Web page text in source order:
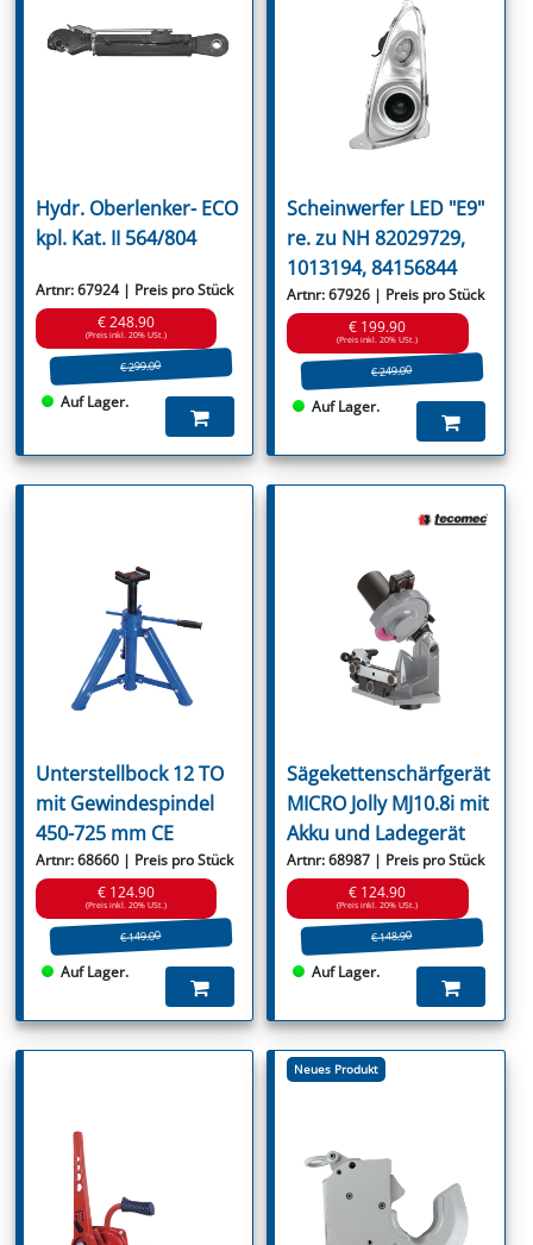
Hydr. Oberlenker- ECO
kpl. Kat. II 564/804
Artnr: 67924 | Preis pro Stück
€ 248.90
(Preis inkl. 20% USt.)
€ 299.00
Auf Lager.
Scheinwerfer LED "E9"
re. zu NH 82029729,
1013194, 84156844
Artnr: 67926 | Preis pro Stück
€ 199.90
(Preis inkl. 20% USt.)
€ 249.00
Auf Lager.
Unterstellbock 12 TO
mit Gewindespindel
450-725 mm CE
Artnr: 68660 | Preis pro Stück
€ 124.90
(Preis inkl. 20% USt.)
€ 149.00
Auf Lager.
Sägekettenschärfgerät
MICRO Jolly MJ10.8i mit
Akku und Ladegerät
Artnr: 68987 | Preis pro Stück
€ 124.90
(Preis inkl. 20% USt.)
€ 148.90
Auf Lager.
Neues Produkt